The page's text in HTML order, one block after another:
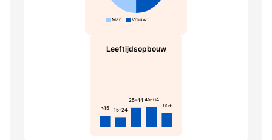
Man Vrouw
Leeftijdsopbouw
<15 15-24
25-44 45-64
65+